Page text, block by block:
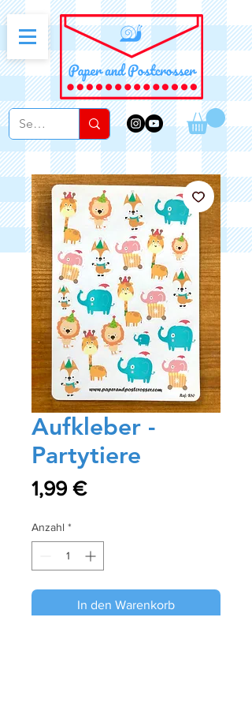
Aufkleber -
Partytiere
1,99 €Preis
Anzahl *
In den Warenkorb